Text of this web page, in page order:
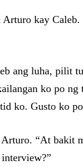
kay Caleb.
ang luha, pilit
ko po ng
ko. Gusto ko
“At bakit